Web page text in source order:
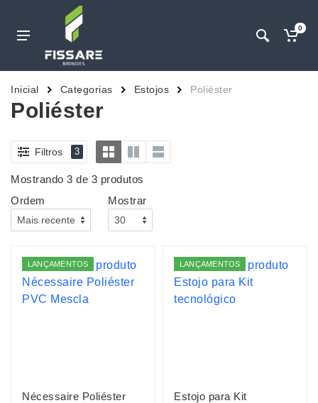
0
Inicial Categorias Estojos Poliéster
Poliéster
Filtros 3
Mostrando 3 de 3 produtos
Ordem
Mostrar
LANÇAMENTOS
Nécessaire Poliéster
LANÇAMENTOS
Estojo para Kit